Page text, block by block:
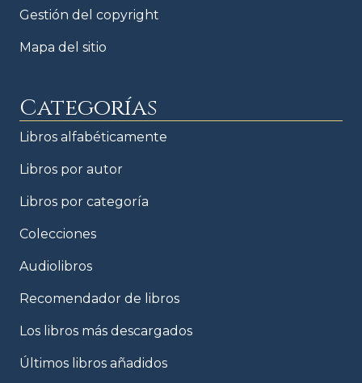
Gestión del copyright
Mapa del sitio
Categorías
Libros alfabéticamente
Libros por autor
Libros por categoría
Colecciones
Audiolibros
Recomendador de libros
Los libros más descargados
Últimos libros añadidos